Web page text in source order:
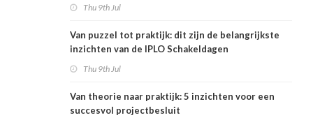
Thu 9th Jul
Van puzzel tot praktijk: dit zijn de belangrijkste
inzichten van de IPLO Schakeldagen
Thu 9th Jul
Van theorie naar praktijk: 5 inzichten voor een
succesvol projectbesluit